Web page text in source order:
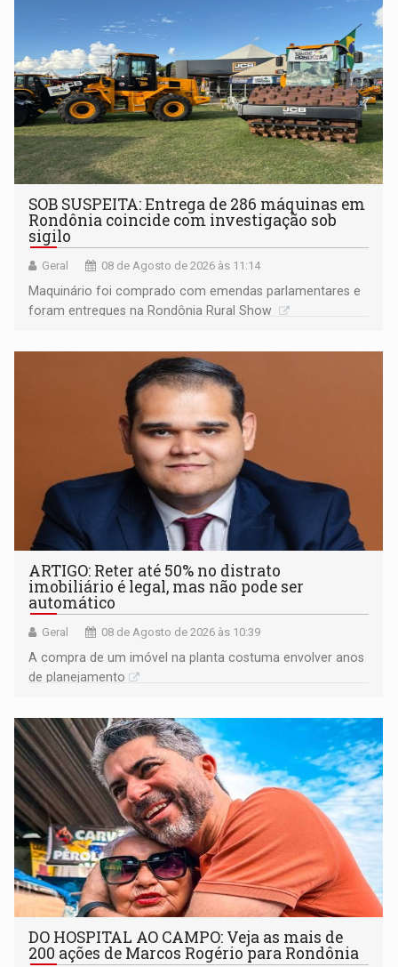
SOB SUSPEITA: Entrega de 286 máquinas em
Rondônia coincide com investigação sob
sigilo
Geral 08 de Agosto de 2026 às 11:14
Maquinário foi comprado com emendas parlamentares e
foram entregues na Rondônia Rural Show
ARTIGO: Reter até 50% no distrato
imobiliário é legal, mas não pode ser
automático
Geral 08 de Agosto de 2026 às 10:39
A compra de um imóvel na planta costuma envolver anos
de planejamento
DO HOSPITAL AO CAMPO: Veja as mais de
200 ações de Marcos Rogério para Rondônia